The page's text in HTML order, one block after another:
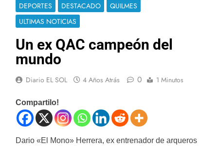
DEPORTES DESTACADO
QUILMES
ULTIMAS NOTICIAS
Un ex QAC campeón del
mundo
Diario EL SOL 4 Años Atrás 0 1 Minutos
Compartilo!
Dario «El Mono» Herrera, ex entrenador de arqueros